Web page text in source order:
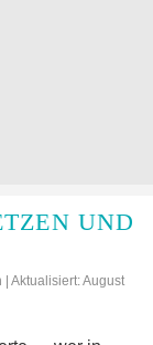
UND
Aktualisiert: August